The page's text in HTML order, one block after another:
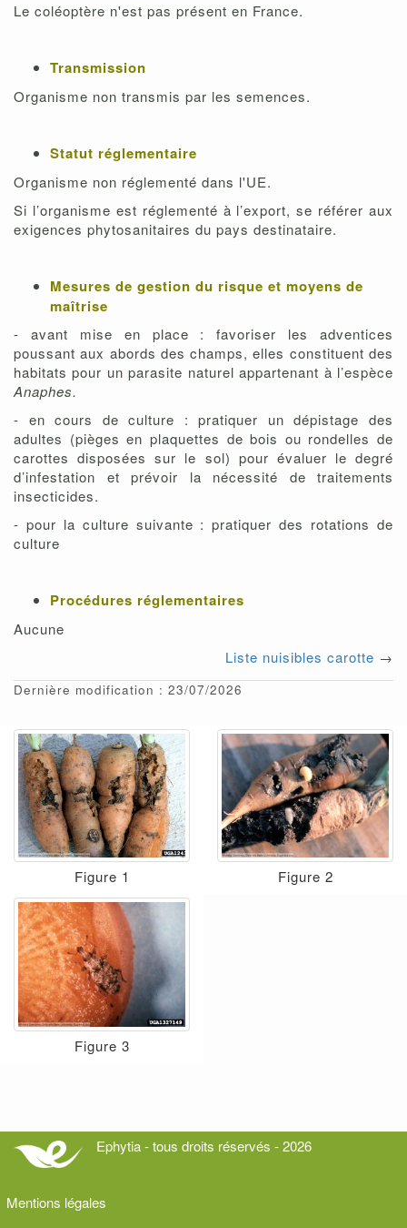
Le coléoptère n'est pas présent en France.
Transmission
Organisme non transmis par les semences.
Statut réglementaire
Organisme non réglementé dans l'UE.
Si l’organisme est réglementé à l’export, se référer aux
exigences phytosanitaires du pays destinataire.
Mesures de gestion du risque et moyens de
maîtrise
- avant mise en place : favoriser les adventices
poussant aux abords des champs, elles constituent des
habitats pour un parasite naturel appartenant à l’espèce
Anaphes.
- en cours de culture : pratiquer un dépistage des
adultes (pièges en plaquettes de bois ou rondelles de
carottes disposées sur le sol) pour évaluer le degré
d’infestation et prévoir la nécessité de traitements
insecticides.
- pour la culture suivante : pratiquer des rotations de
culture
Procédures réglementaires
Aucune
Liste nuisibles carotte →
Dernière modification : 23/07/2026
Figure 1 Figure 2
Figure 3
Ephytia - tous droits réservés - 2026
Mentions légales